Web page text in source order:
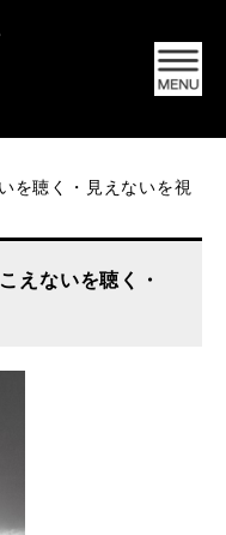
を聴く・見えないを視
えないを聴く・